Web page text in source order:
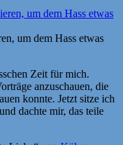
um dem Hass etwas
Zeit für mich.
anzuschauen, die
konnte. Jetzt sitze ich
dachte mir, das teile